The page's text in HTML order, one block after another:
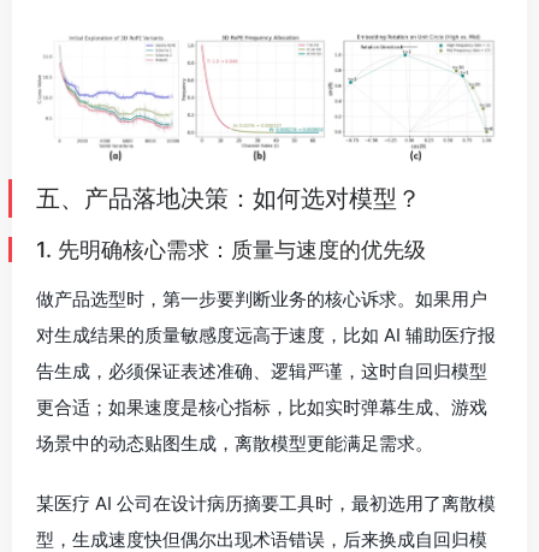
五、产品落地决策：如何选对模型？
1. 先明确核心需求：质量与速度的优先级
做产品选型时，第一步要判断业务的核心诉求。如果用户
对生成结果的质量敏感度远高于速度，比如 AI 辅助医疗报
告生成，必须保证表述准确、逻辑严谨，这时自回归模型
更合适；如果速度是核心指标，比如实时弹幕生成、游戏
场景中的动态贴图生成，离散模型更能满足需求。
某医疗 AI 公司在设计病历摘要工具时，最初选用了离散模
型，生成速度快但偶尔出现术语错误，后来换成自回归模